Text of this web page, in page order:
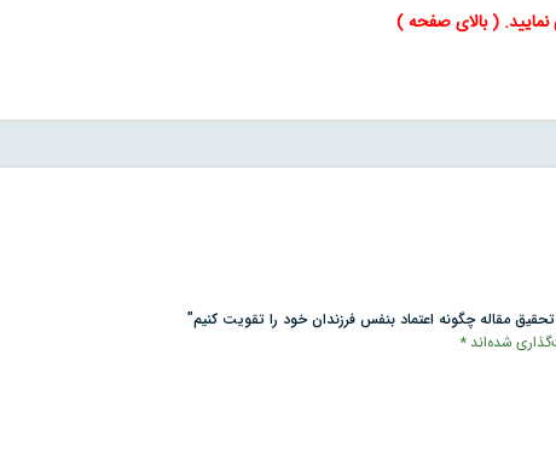
. ( بالای صفحه )
مقاله چگونه اعتماد بنفس فرزندان خود را تقویت کنیم”
شده‌اند*